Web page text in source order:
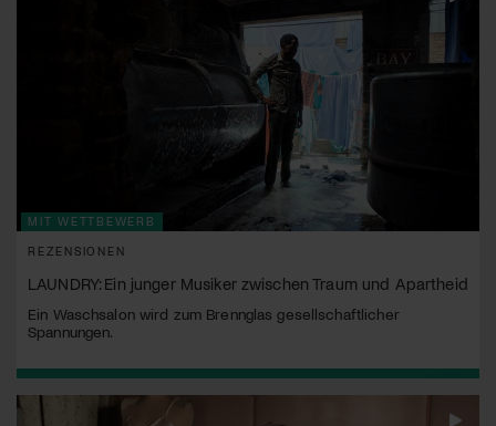
MIT WETTBEWERB
REZENSIONEN
LAUNDRY: Ein junger Musiker zwischen Traum und Apartheid
Ein Waschsalon wird zum Brennglas gesellschaftlicher
Spannungen.